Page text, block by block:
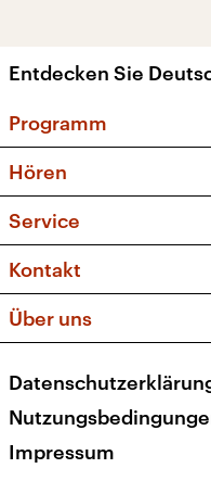
Entdecken Sie
Programm
Sendungen und
Musikliste
Kakadu – Das
Hören
Frequenzen
Service
FAQ
Apps
Newsletter
Veranstaltungen
Kontakt
Social Media
Über uns
Presse
Karriere
Transparenz
Impressum